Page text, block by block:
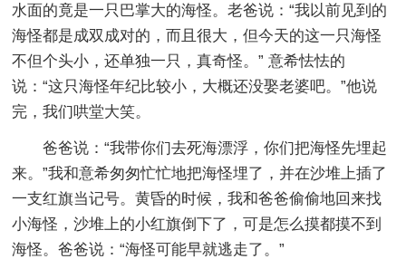
水面的竟是一只巴掌大的海怪。老爸说：“我以前见到的
海怪都是成双成对的，而且很大，但今天的这一只海怪
不但个头小，还单独一只，真奇怪。” 意希怯怯的
说：“这只海怪年纪比较小，大概还没娶老婆吧。”他说
完，我们哄堂大笑。
爸爸说：“我带你们去死海漂浮，你们把海怪先埋起
来。”我和意希匆匆忙忙地把海怪埋了，并在沙堆上插了
一支红旗当记号。黄昏的时候，我和爸爸偷偷地回来找
小海怪，沙堆上的小红旗倒下了，可是怎么摸都摸不到
海怪。爸爸说：“海怪可能早就逃走了。”